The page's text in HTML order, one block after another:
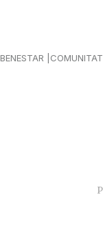
BENESTAR COMUNITAT